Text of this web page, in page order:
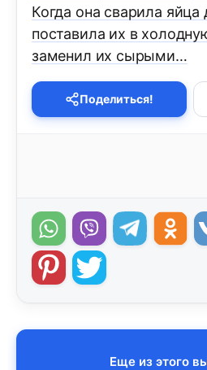
Когда она сварила яйца
поставила их в
заменил их сырыми…
Поделиться!
Еще из этого